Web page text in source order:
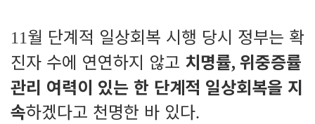
11월 단계적 일상회복 시행 당시 정부는 확
진자 수에 연연하지 않고 치명률, 위중증률
관리 여력이 있는 한 단계적 일상회복을 지
속하겠다고 천명한 바 있다.